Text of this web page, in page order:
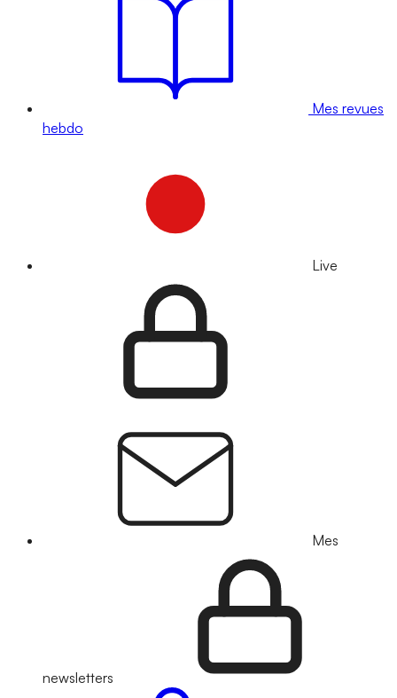
Mes revues
hebdo
Live
Mes
newsletters